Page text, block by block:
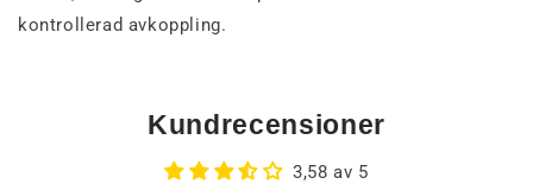
kontrollerad avkoppling.
Kundrecensioner
3,58 av 5